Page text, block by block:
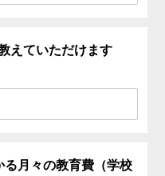
えていただけます
る月々の教育費（学校